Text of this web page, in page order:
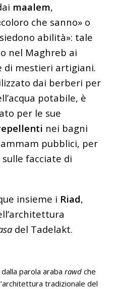
maalem,
che sanno» o
abilità»: tale
nel Maghreb ai
di mestieri artigiani.
dai berberi per
potabile, è
per le sue
nei bagni
pubblici, per
facciate di
insieme i Riad,
del Tadelakt.
parola arabarawd che
tradizionale del